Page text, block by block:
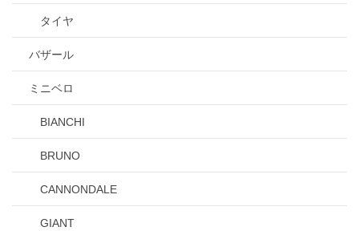
タイヤ
バザール
ミニベロ
BIANCHI
BRUNO
CANNONDALE
GIANT